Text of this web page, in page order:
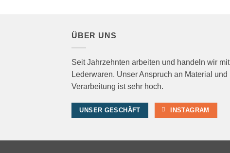
ÜBER UNS
Seit Jahrzehnten arbeiten und handeln wir mit
Lederwaren. Unser Anspruch an Material und
Verarbeitung ist sehr hoch.
UNSER GESCHÄFT INSTAGRAM